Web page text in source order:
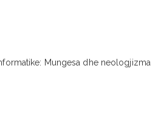
Mungesa dhe neologjizma